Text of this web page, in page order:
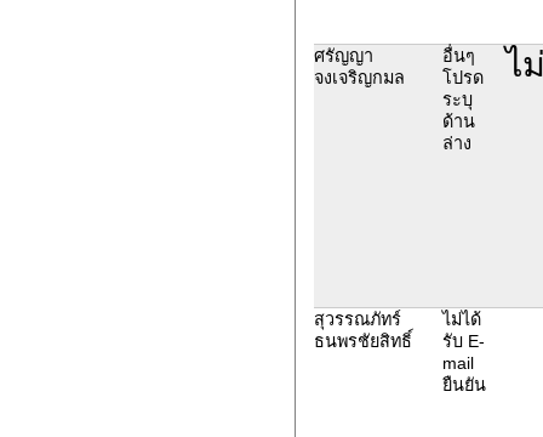
ศรัญญา
จงเจริญกมล
อื่นๆ
โปรด
ระบุ
ด้าน
ล่าง
ไ
สุวรรณภัทร์
ธนพรชัยสิทธิ์
ไม่ได้
รับ E-
mail
ยืนยัน